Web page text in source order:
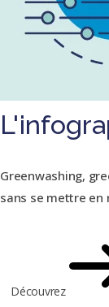
Greenwashing,
sans se mettre en
Découvrez